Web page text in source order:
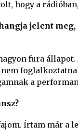
hogy a
jelent meg,
fura
a
Írtam már a